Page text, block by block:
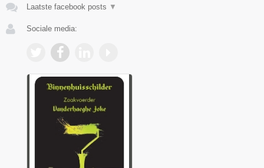
Laatste facebook posts ▼
Sociale media: